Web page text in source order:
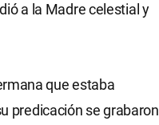
a la Madre celestial y
que estaba
predicación se grabaron